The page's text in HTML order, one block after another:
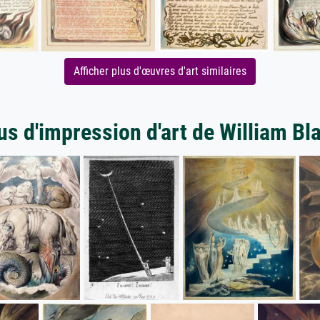
Afficher plus d'œuvres d'art similaires
d'impression d'art de William